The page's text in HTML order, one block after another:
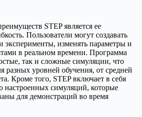
STEP является ее
Пользователи могут создавать
эксперименты, изменять параметры и
в реальном времени. Программа
так и сложные симуляции, что
разных уровней обучения, от средней
Кроме того, STEP включает в себя
настроенных симуляций, которые
для демонстраций во время